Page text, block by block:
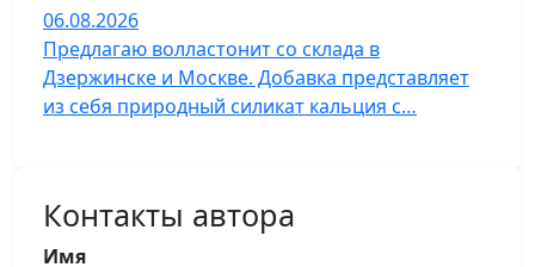
06.08.2026
Предлагаю волластонит со склада в
Дзержинске и Москве. Добавка представляет
из себя природный силикат кальция с…
Контакты автора
Имя